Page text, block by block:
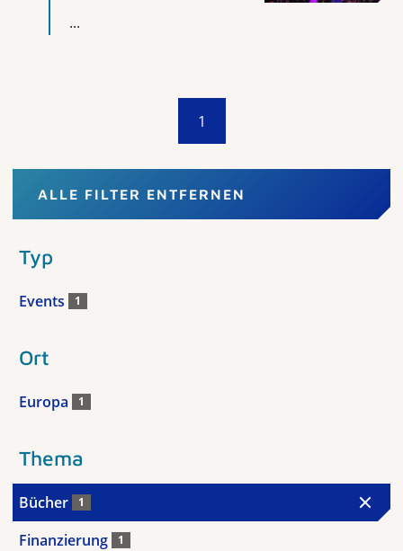
...
1
ALLE FILTER ENTFERNEN
Typ
Events 1
Ort
Europa 1
Thema
Bücher 1
Finanzierung 1